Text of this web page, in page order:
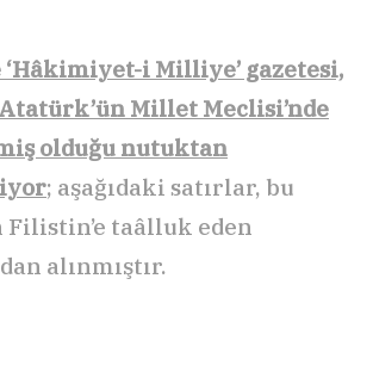
i Milliye’ gazetesi,
Millet Meclisi’nde
olduğu nutuktan
; aşağıdaki satırlar, bu
taâlluk eden
alınmıştır.